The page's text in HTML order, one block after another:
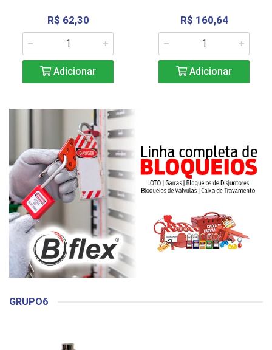
R$ 62,30
Adicionar
R$ 160,64
Adicionar
GRUPO6